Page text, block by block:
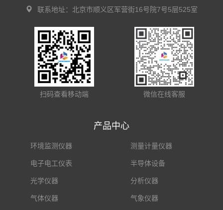
联系地址：北京市顺义区军营街16号院7号5层525室
扫码查看移动端 微信在线客服
产品中心
环境监测仪器 测量计量仪器
电子电工仪表 半导体设备
光学仪器 分析仪器
气体仪器 气象仪器